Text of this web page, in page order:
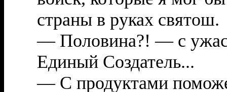
страны в руках святош.
— Половина?! — с
Единый Создатель...
— С продуктами